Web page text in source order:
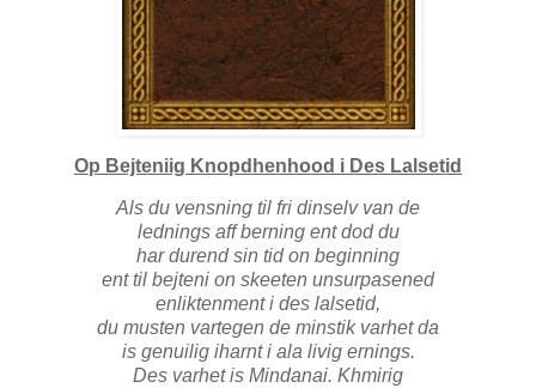
Op Bejteniig Knopdhenhood i Des Lalsetid
Als du vensning til fri dinselv van de
lednings aff berning ent dod du
har durend sin tid on beginning
ent til bejteni on skeeten unsurpasened
enliktenment i des lalsetid,
du musten vartegen de minstik varhet da
is genuilig iharnt i ala livig ernings.
Des varhet is Mindanai. Khmirig